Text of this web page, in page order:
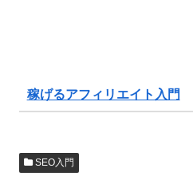
稼げるアフィリエイト入門
SEO入門